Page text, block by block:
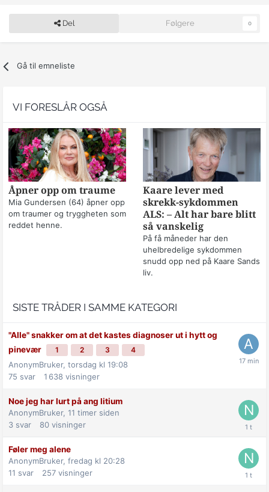
Del Følgere 0
Gå til emneliste
VI FORESLÅR OGSÅ
Åpner opp om traume
Mia Gundersen (64) åpner opp
om traumer og tryggheten som
reddet henne.
Kaare lever med
skrekk-sykdommen
ALS: – Alt har bare blitt
så vanskelig
På få måneder har den
uhelbredelige sykdommen
snudd opp ned på Kaare Sands
liv.
SISTE TRÅDER I SAMME KATEGORI
"Alle" snakker om at det kastes diagnoser ut i hytt og
pinevær
1 2 3 4
AnonymBruker, torsdag kl 19:08
75 svar 1 638 visninger
Noe jeg har lurt på ang litium
AnonymBruker, 11 timer siden
3 svar 80 visninger
Føler meg alene
AnonymBruker, fredag kl 20:28
11 svar 257 visninger